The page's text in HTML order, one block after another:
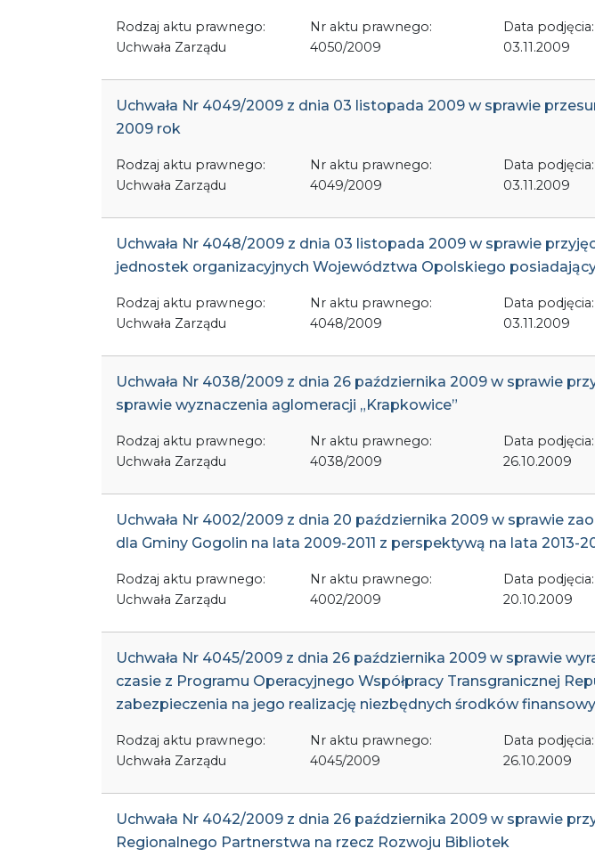
Rodzaj aktu prawnego:
Uchwała Zarządu
Nr aktu prawnego:
4050/2009
Data podjęcia:
03.11.2009
Uchwała Nr 4049/2009 z dnia 03 listopada 2009 w sprawie
2009 rok
Rodzaj aktu prawnego:
Uchwała Zarządu
Nr aktu prawnego:
4049/2009
Data podjęcia:
03.11.2009
Uchwała Nr 4048/2009 z dnia 03 listopada 2009 w sprawie
jednostek organizacyjnych Województwa Opolskiego
Rodzaj aktu prawnego:
Uchwała Zarządu
Nr aktu prawnego:
4048/2009
Data podjęcia:
03.11.2009
Uchwała Nr 4038/2009 z dnia 26 października 2009 w sprawie
sprawie wyznaczenia aglomeracji „Krapkowice”
Rodzaj aktu prawnego:
Uchwała Zarządu
Nr aktu prawnego:
4038/2009
Data podjęcia:
26.10.2009
Uchwała Nr 4002/2009 z dnia 20 października 2009 w sprawie
dla Gminy Gogolin na lata 2009-2011 z perspektywą na lata 2013-
Rodzaj aktu prawnego:
Uchwała Zarządu
Nr aktu prawnego:
4002/2009
Data podjęcia:
20.10.2009
Uchwała Nr 4045/2009 z dnia 26 października 2009 w sprawie
czasie z Programu Operacyjnego Współpracy Transgranicznej
zabezpieczenia na jego realizację niezbędnych środków
Rodzaj aktu prawnego:
Uchwała Zarządu
Nr aktu prawnego:
4045/2009
Data podjęcia:
26.10.2009
Uchwała Nr 4042/2009 z dnia 26 października 2009 w sprawie
Regionalnego Partnerstwa na rzecz Rozwoju Bibliotek